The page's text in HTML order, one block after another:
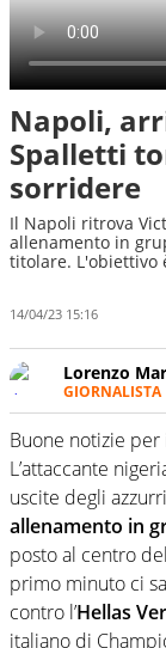
Napoli,
Spalletti
sorridere
Il Napoli ritrova
allenamento in
titolare. L'obiettivo
14/04/23 15:16
Lorenzo
GIORNALISTA
Giornalista
delle
evento e lo
Buone notizie per
L’attaccante
uscite degli
allenamento in
posto al centro
primo minuto ci
contro l’Hellas
italiano di